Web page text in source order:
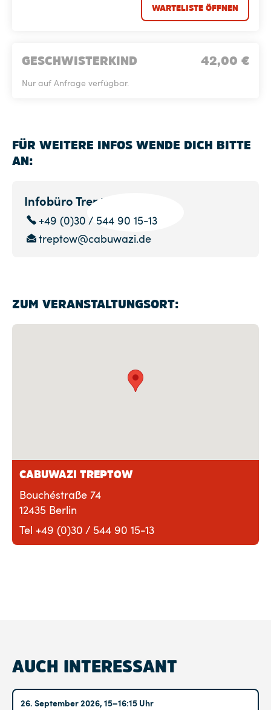
FÜR WEITERE INFOS WENDE DICH BITTE
AN:
Infobüro Treptow
+49 (0)30 / 544 90 15-13
treptow@cabuwazi.de
ZUM VERANSTALTUNGSORT:
CABUWAZI TREPTOW
Bouchéstraße 74
12435 Berlin
Tel +49 (0)30 / 544 90 15-13
WARTELISTE ÖFFNEN
GESCHWISTERKIND 42,00 €
Nur auf Anfrage verfügbar.
AUCH INTERESSANT
26. September 2026, 15–16:15 Uhr